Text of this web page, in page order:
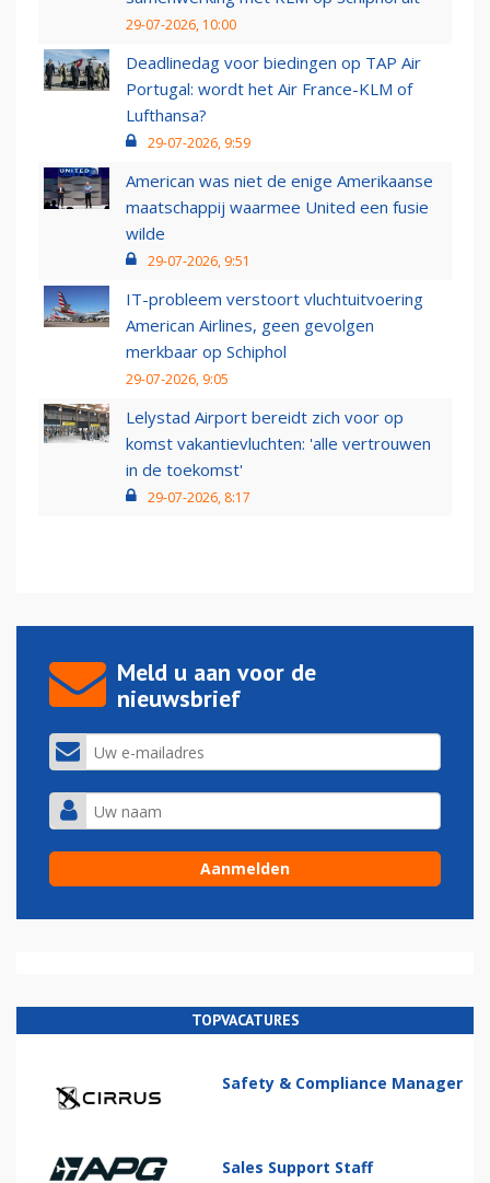
29-07-2026, 10:00
Deadlinedag voor biedingen op TAP Air
Portugal: wordt het Air France-KLM of
Lufthansa?
29-07-2026, 9:59
American was niet de enige Amerikaanse
maatschappij waarmee United een fusie
wilde
29-07-2026, 9:51
IT-probleem verstoort vluchtuitvoering
American Airlines, geen gevolgen
merkbaar op Schiphol
29-07-2026, 9:05
Lelystad Airport bereidt zich voor op
komst vakantievluchten: 'alle vertrouwen
in de toekomst'
29-07-2026, 8:17
Meld u aan voor de
nieuwsbrief
TOPVACATURES
Safety & Compliance Manager
Sales Support Staff